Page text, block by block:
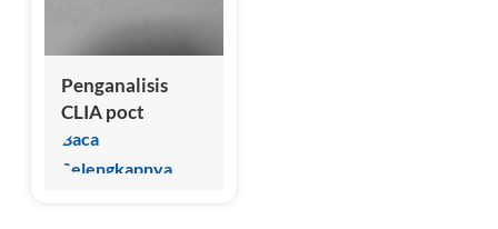
Penganalisis
CLIA poct
berkualitas
tinggi untuk alat
Baca
Selengkapnya